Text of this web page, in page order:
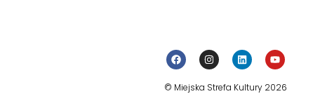
© Miejska Strefa Kultury 2026